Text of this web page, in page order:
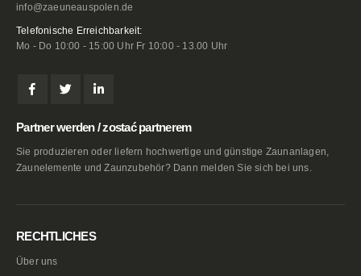
info@zaeuneauspolen.de
Telefonische Erreichbarkeit:
Mo - Do 10:00 - 15:00 Uhr Fr 10:00 - 13.00 Uhr
Partner werden / zostać partnerem
Sie produzieren oder liefern hochwertige und günstige Zaunanlagen,
Zaunelemente und Zaunzubehör? Dann melden Sie sich bei uns.
RECHTLICHES
Über uns